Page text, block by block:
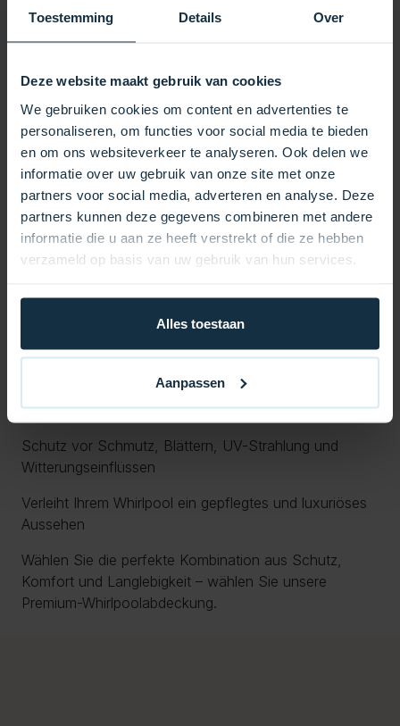
Toestemming Details Over
Deze website maakt gebruik van cookies
We gebruiken cookies om content en advertenties te
personaliseren, om functies voor social media te bieden
en om ons websiteverkeer te analyseren. Ook delen we
informatie over uw gebruik van onze site met onze
partners voor social media, adverteren en analyse. Deze
partners kunnen deze gegevens combineren met andere
informatie die u aan ze heeft verstrekt of die ze hebben
verzameld op basis van uw gebruik van hun services.
Alles toestaan
Aanpassen
schneller die gewünschte Temperatur erreicht und Sie
deutlich Energiekosten sparen. Verstärkte Nähte und
Abdeckung auch bei starkem Wind sicher an ihrem
Platz bleibt. Die Abdeckung passt perfekt über Ihren
Whirlpool und lässt sich dank praktischer Griffe
mühelos öffnen und schließen. Mit ihrem eleganten
und modernen Design verleiht diese
Whirlpoolabdeckung Ihrem Außenbereich ein
gepflegtes und luxuriöses Ambiente.
Vorteile auf einen Blick:
Energiekosten
Stabile Sicherheitsgurte für maximale Stabilität
Einfache Handhabung dank integrierter Griffe
Schutz vor Schmutz, Blättern, UV-Strahlung und
Witterungseinflüssen
Verleiht Ihrem Whirlpool ein gepflegtes und luxuriöses
Aussehen
Wählen Sie die perfekte Kombination aus Schutz,
Komfort und Langlebigkeit – wählen Sie unsere
Premium-Whirlpoolabdeckung.